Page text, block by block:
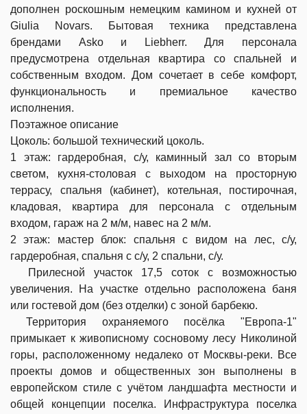
дополнен роскошным немецким камином и кухней от
Giulia Novars. Бытовая техника представлена
брендами Asko и Liebherr. Для персонала
предусмотрена отдельная квартира со спальней и
собственным входом. Дом сочетает в себе комфорт,
функциональность и премиальное качество
исполнения.
Поэтажное описание
Цоколь: большой технический цоколь.
1 этаж: гардеробная, с/у, каминный зал со вторым
светом, кухня-столовая с выходом на просторную
террасу, спальня (кабинет), котельная, постирочная,
кладовая, квартира для персонала с отдельным
входом, гараж на 2 м/м, навес на 2 м/м.
2 этаж: мастер блок: спальня с видом на лес, с/у,
гардеробная, спальня с с/у, 2 спальни, с/у.
Прилесной участок 17,5 соток с возможностью
увеличения. На участке отдельно расположена баня
или гостевой дом (без отделки) с зоной барбекю.
Территория охраняемого посёлка "Европа-1"
примыкает к живописному сосновому лесу Николиной
горы, расположенному недалеко от Москвы-реки. Все
проекты домов и общественных зон выполнены в
европейском стиле с учётом ландшафта местности и
общей концепции поселка. Инфраструктура поселка